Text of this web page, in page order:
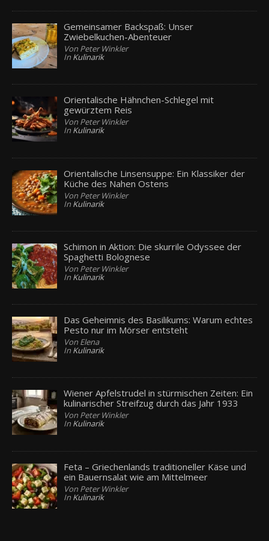
Gemeinsamer Backspaß: Unser
Zwiebelkuchen-Abenteuer
Von Peter Winkler
In Kulinarik
Orientalische Hähnchen-Schlegel mit
gewürztem Reis
Von Peter Winkler
In Kulinarik
Orientalische Linsensuppe: Ein Klassiker der
Küche des Nahen Ostens
Von Peter Winkler
In Kulinarik
Schimon in Aktion: Die skurrile Odyssee der
Spaghetti Bolognese
Von Peter Winkler
In Kulinarik
Das Geheimnis des Basilikums: Warum echtes
Pesto nur im Mörser entsteht
Von Elena
In Kulinarik
Wiener Apfelstrudel in stürmischen Zeiten: Ein
kulinarischer Streifzug durch das Jahr 1933
Von Peter Winkler
In Kulinarik
Feta – Griechenlands traditioneller Käse und
ein Bauernsalat wie am Mittelmeer
Von Peter Winkler
In Kulinarik